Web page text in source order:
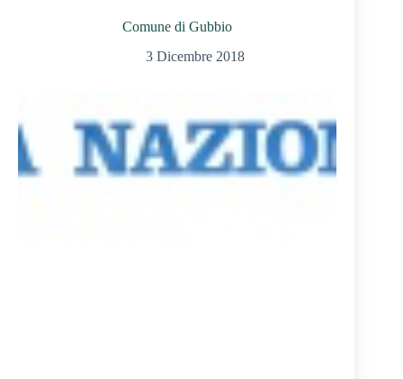
Comune di Gubbio
3 Dicembre 2018